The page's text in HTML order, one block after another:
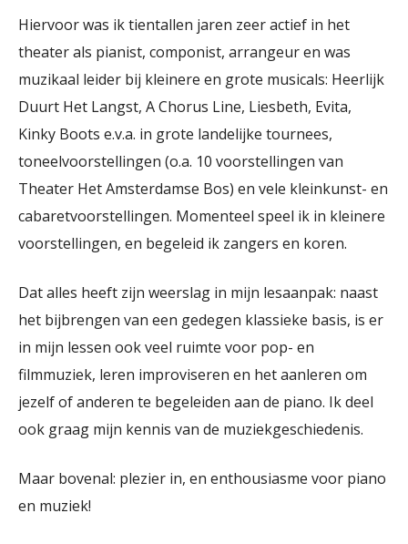
Hiervoor was ik tientallen jaren zeer actief in het
theater als pianist, componist, arrangeur en was
muzikaal leider bij kleinere en grote musicals: Heerlijk
Duurt Het Langst, A Chorus Line, Liesbeth, Evita,
Kinky Boots e.v.a. in grote landelijke tournees,
toneelvoorstellingen (o.a. 10 voorstellingen van
Theater Het Amsterdamse Bos) en vele kleinkunst- en
cabaretvoorstellingen. Momenteel speel ik in kleinere
voorstellingen, en begeleid ik zangers en koren.
Dat alles heeft zijn weerslag in mijn lesaanpak: naast
het bijbrengen van een gedegen klassieke basis, is er
in mijn lessen ook veel ruimte voor pop- en
filmmuziek, leren improviseren en het aanleren om
jezelf of anderen te begeleiden aan de piano. Ik deel
ook graag mijn kennis van de muziekgeschiedenis.
Maar bovenal: plezier in, en enthousiasme voor piano
en muziek!